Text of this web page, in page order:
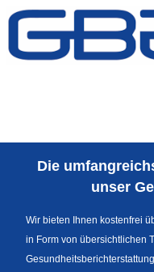
Zum Inhalt
Sprachumschaltung
Die
unser
Wir bieten Ihnen kostenfrei
in Form von übersichtlichen